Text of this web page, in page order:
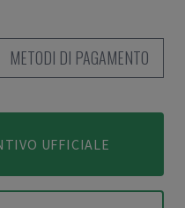
METODI DI PAGAMENTO
UFFICIALE